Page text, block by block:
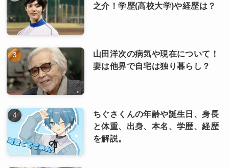
之介！学歴(高校大学)や経歴は？
山田洋次の病気や現在について！
妻は他界で自宅は独り暮らし？
ちぐさくんの年齢や誕生日、身長
と体重、出身、本名、学歴、経歴
を解説。